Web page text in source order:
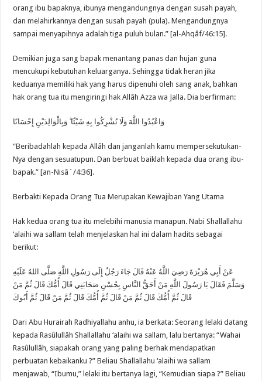
orang ibu bapaknya, ibunya mengandungnya dengan susah payah,
dan melahirkannya dengan susah payah (pula). Mengandungnya
sampai menyapihnya adalah tiga puluh bulan.” [al-Ahqâf/46:15].
Demikian juga sang bapak menantang panas dan hujan guna
mencukupi kebutuhan keluarganya. Sehingga tidak heran jika
keduanya memiliki hak yang harus dipenuhi oleh sang anak, bahkan
hak orang tua itu mengiringi hak Allâh Azza wa Jalla. Dia berfirman:
وَاعْبُدُوا اللَّهَ وَلَا تُشْرِكُوا بِهِ شَيْئًا ۖ وَبِالْوَالِدَيْنِ إِحْسَانًا
“Beribadahlah kepada Allâh dan janganlah kamu mempersekutukan-
Nya dengan sesuatupun. Dan berbuat baiklah kepada dua orang ibu-
bapak.” [an-Nisâ`/4:36].
Berbakti Kepada Orang Tua Merupakan Kewajiban Yang Utama
Hak kedua orang tua itu melebihi manusia manapun. Nabi Shallallahu
‘alaihi wa sallam telah menjelaskan hal ini dalam hadits sebagai
berikut:
عَنْ أَبِي هُرَيْرَةَ رَضِيَ اللَّهُ عَنْهُ قَالَ جَاءَ رَجُلٌ إِلَى رَسُولِ اللَّهِ صَلَّى اللهُ عَلَيْهِ
وَسَلَّمَ فَقَالَ يَا رَسُولَ اللَّهِ مَنْ أَحَقُّ النَّاسِ بِحُسْنِ صَحَابَتِي قَالَ أُمُّكَ قَالَ ثُمَّ مَنْ
قَالَ ثُمَّ أُمُّكَ قَالَ ثُمَّ مَنْ قَالَ ثُمَّ أُمُّكَ قَالَ ثُمَّ مَنْ قَالَ ثُمَّ أَبُوكَ
Dari Abu Hurairah Radhiyallahu anhu, ia berkata: Seorang lelaki datang
kepada Rasûlullâh Shallallahu ‘alaihi wa sallam, lalu bertanya: “Wahai
Rasûlullâh, siapakah orang yang paling berhak mendapatkan
perbuatan kebaikanku ?” Beliau Shallallahu ‘alaihi wa sallam
menjawab, “Ibumu,” lelaki itu bertanya lagi, “Kemudian siapa ?” Beliau